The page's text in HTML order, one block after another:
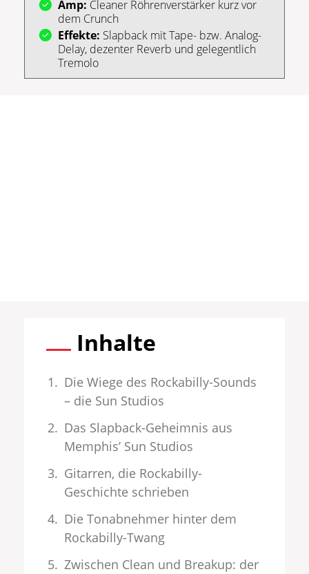
Amp: Cleaner Röhrenverstärker kurz vor
dem Crunch
Effekte: Slapback mit Tape- bzw. Analog-
Delay, dezenter Reverb und gelegentlich
Tremolo
Inhalte
Die Wiege des Rockabilly-Sounds
– die Sun Studios
Das Slapback-Geheimnis aus
Memphis’ Sun Studios
Gitarren, die Rockabilly-
Geschichte schrieben
Die Tonabnehmer hinter dem
Rockabilly-Twang
Zwischen Clean und Breakup: der